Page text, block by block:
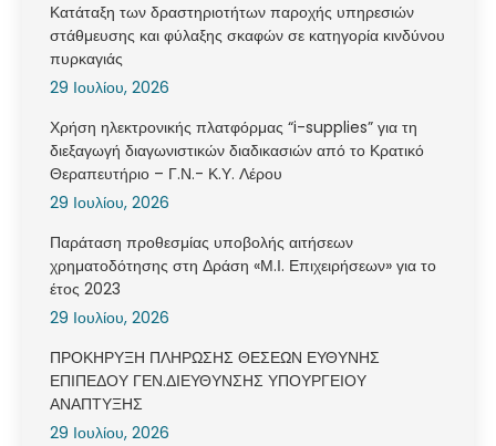
Κατάταξη των δραστηριοτήτων παροχής υπηρεσιών
στάθμευσης και φύλαξης σκαφών σε κατηγορία κινδύνου
πυρκαγιάς
29 Ιουλίου, 2026
Χρήση ηλεκτρονικής πλατφόρμας “i-supplies” για τη
διεξαγωγή διαγωνιστικών διαδικασιών από το Κρατικό
Θεραπευτήριο – Γ.Ν.- Κ.Υ. Λέρου
29 Ιουλίου, 2026
Παράταση προθεσμίας υποβολής αιτήσεων
χρηματοδότησης στη Δράση «Μ.Ι. Επιχειρήσεων» για το
έτος 2023
29 Ιουλίου, 2026
ΠΡΟΚΗΡΥΞΗ ΠΛΗΡΩΣΗΣ ΘΕΣΕΩΝ ΕΥΘΥΝΗΣ
ΕΠΙΠΕΔΟΥ ΓΕΝ.ΔΙΕΥΘΥΝΣΗΣ ΥΠΟΥΡΓΕΙΟΥ
ΑΝΑΠΤΥΞΗΣ
29 Ιουλίου, 2026